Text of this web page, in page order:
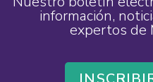
información,
expertos de